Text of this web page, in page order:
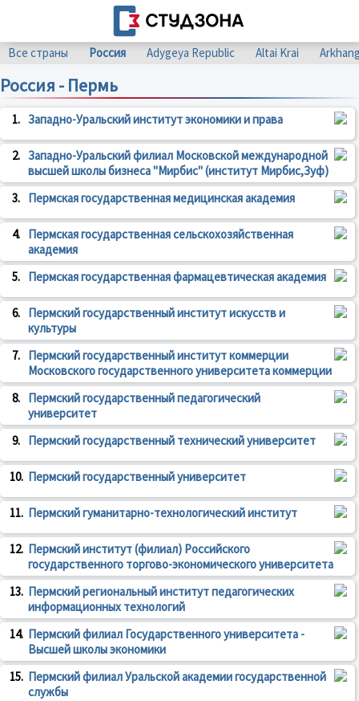
Все страны Россия Adygeya Republic Altai Krai
Россия - Пермь
1. Западно-Уральский институт экономики и права
2. Западно-Уральский филиал Московской международной
высшей школы бизнеса "Мирбис" (институт Мирбис,Зуф)
3.
Пермская государственная медицинская академия
4.
Пермская государственная сельскохозяйственная
академия
5.
Пермская государственная фармацевтическая академия
6.
Пермский государственный институт искусств и
культуры
7.
Пермский государственный институт коммерции
Московского государственного университета коммерции
8.
Пермский государственный педагогический
университет
9.
Пермский государственный технический университет
10. Пермский государственный университет
11. Пермский гуманитарно-технологический институт
12. Пермский институт (филиал) Российского
государственного торгово-экономического университета
13. Пермский региональный институт педагогических
информационных технологий
14. Пермский филиал Государственного университета -
Высшей школы экономики
15. Пермский филиал Уральской академии государственной
службы